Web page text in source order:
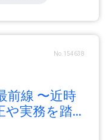
No.154638
前線 〜近時
や実務を踏...